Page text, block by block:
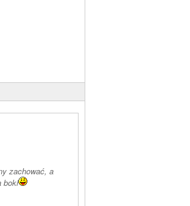
zachować, a
boki